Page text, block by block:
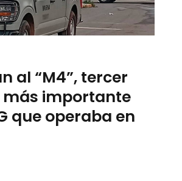
al “M4”, tercer
importante
que operaba en